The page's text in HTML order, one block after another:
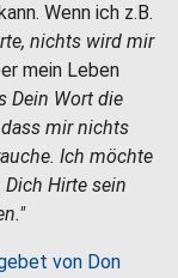
Wenn ich z.B.
nichts wird mir
mein Leben
Dein Wort die
mir nichts
Ich möchte
Dich Hirte sein
von Don